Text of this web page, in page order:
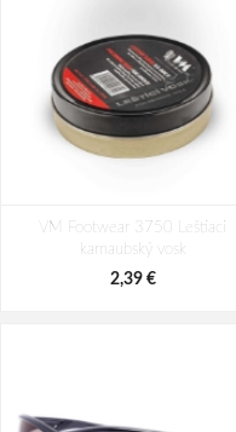
celokožená obuv
41,58 € 55,44 €
VM Footwear 3750 Leštiaci
karnaubský vosk
2,39 €